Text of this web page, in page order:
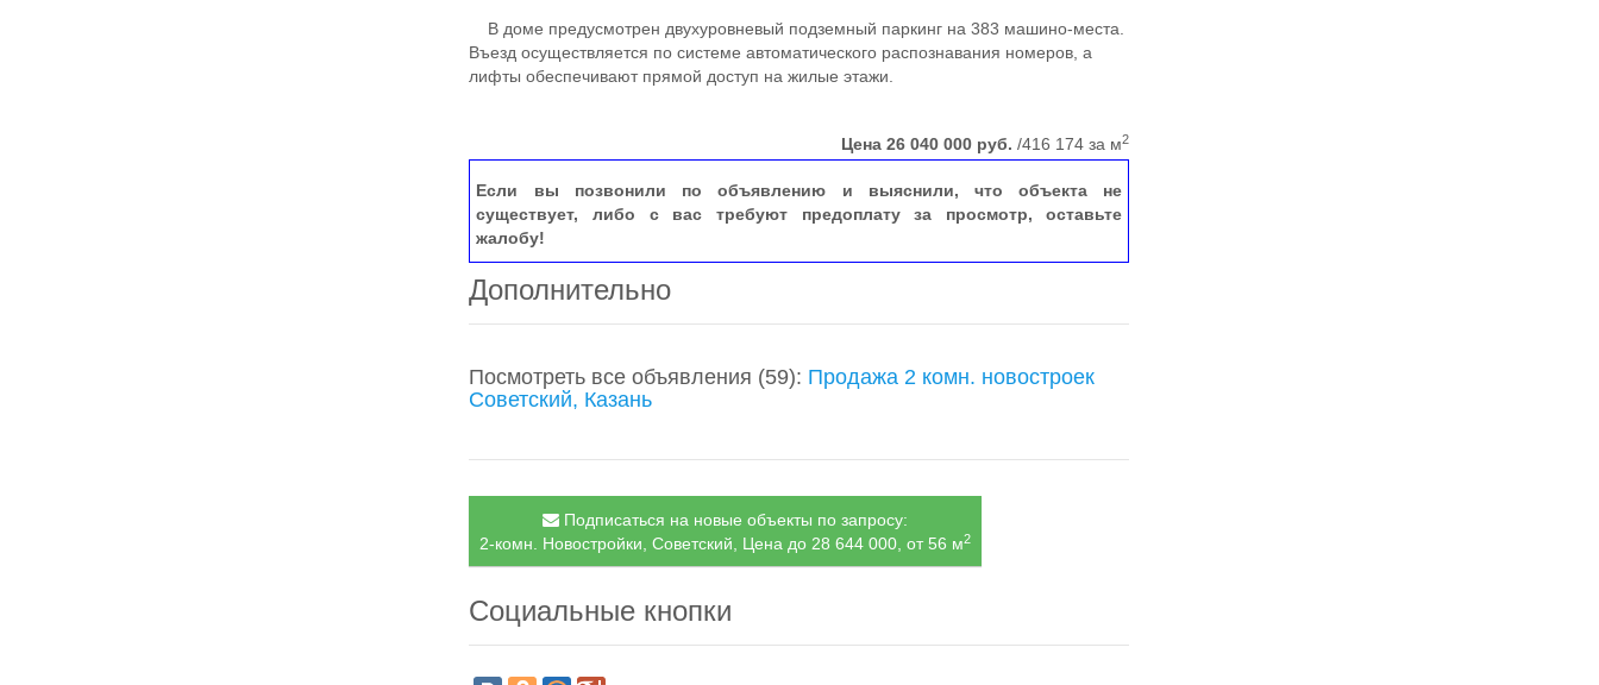
В доме предусмотрен двухуровневый подземный паркинг на 383 машино-места.
Въезд осуществляется по системе автоматического распознавания номеров, а
лифты обеспечивают прямой доступ на жилые этажи.
Цена26 040 000 руб. /416 174 за м2
Если вы позвонили по объявлению и выяснили, что объекта не
существует, либо с вас требуют предоплату за просмотр, оставьте
жалобу!
Дополнительно
Посмотреть все объявления (59): Продажа 2 комн. новостроек
Советский, Казань
Подписаться на новые объекты по запросу:
2-комн. Новостройки, Советский, Цена до 28 644 000, от 56 м2
Социальные кнопки